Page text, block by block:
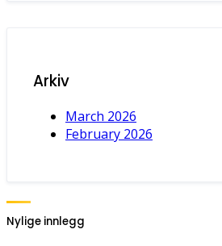
Arkiv
March 2026
February 2026
Nylige innlegg